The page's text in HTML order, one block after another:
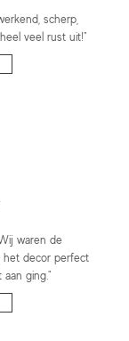
scherp,
veel rust uit!"
waren de
het decor perfect
ging."